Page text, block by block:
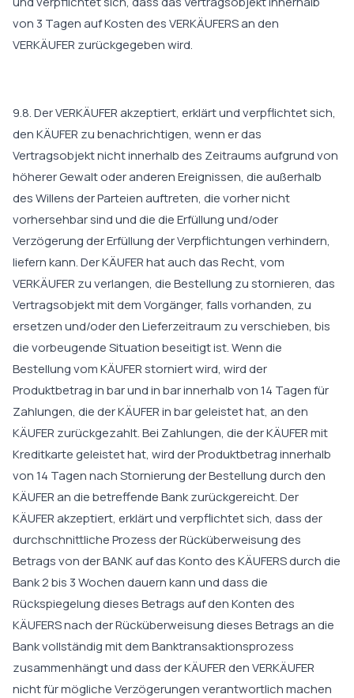
von 3 Tagen auf Kosten des VERKÄUFERS an den
VERKÄUFER zurückgegeben wird.
9.8. Der VERKÄUFER akzeptiert, erklärt und verpflichtet sich,
den KÄUFER zu benachrichtigen, wenn er das
Vertragsobjekt nicht innerhalb des Zeitraums aufgrund von
höherer Gewalt oder anderen Ereignissen, die außerhalb
des Willens der Parteien auftreten, die vorher nicht
vorhersehbar sind und die die Erfüllung und/oder
Verzögerung der Erfüllung der Verpflichtungen verhindern,
liefern kann. Der KÄUFER hat auch das Recht, vom
VERKÄUFER zu verlangen, die Bestellung zu stornieren, das
Vertragsobjekt mit dem Vorgänger, falls vorhanden, zu
ersetzen und/oder den Lieferzeitraum zu verschieben, bis
die vorbeugende Situation beseitigt ist. Wenn die
Bestellung vom KÄUFER storniert wird, wird der
Produktbetrag in bar und in bar innerhalb von 14 Tagen für
Zahlungen, die der KÄUFER in bar geleistet hat, an den
KÄUFER zurückgezahlt. Bei Zahlungen, die der KÄUFER mit
Kreditkarte geleistet hat, wird der Produktbetrag innerhalb
von 14 Tagen nach Stornierung der Bestellung durch den
KÄUFER an die betreffende Bank zurückgereicht. Der
KÄUFER akzeptiert, erklärt und verpflichtet sich, dass der
durchschnittliche Prozess der Rücküberweisung des
Betrags von der BANK auf das Konto des KÄUFERS durch die
Bank 2 bis 3 Wochen dauern kann und dass die
Rückspiegelung dieses Betrags auf den Konten des
KÄUFERS nach der Rücküberweisung dieses Betrags an die
Bank vollständig mit dem Banktransaktionsprozess
zusammenhängt und dass der KÄUFER den VERKÄUFER
nicht für mögliche Verzögerungen verantwortlich machen